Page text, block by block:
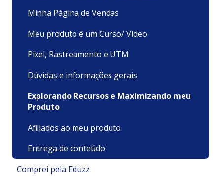
Minha Página de Vendas
Meu produto é um Curso/ Vídeo
Pixel, Rastreamento e UTM
Dúvidas e informações gerais
Explorando Recursos e Maximizando meu
Produto
Afiliados ao meu produto
Entrega de conteúdo
Comprei pela Eduzz